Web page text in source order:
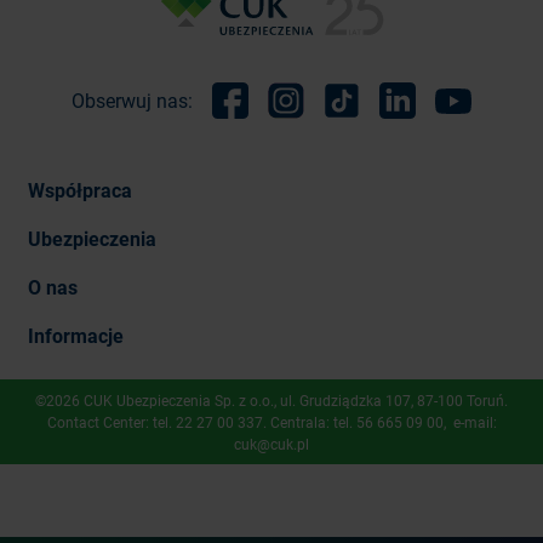
Obserwuj nas:
Współpraca
Ubezpieczenia
O nas
Informacje
©2026 CUK Ubezpieczenia Sp. z o.o., ​ul. Grudziądzka 107, 87-100 Toruń.
Contact Center: tel. 22 27 00 337 . Centrala: tel. 56 665 09 00 , e-mail:
cuk@cuk.pl